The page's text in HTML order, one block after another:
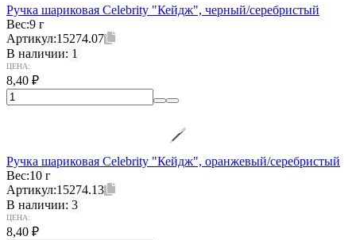
Ручка шариковая Celebrity "Кейдж", черный/серебристый
Вес:9 г
Артикул:15274.07
В наличии: 1
ЦЕНА:
8,40 ₽
Ручка шариковая Celebrity "Кейдж", оранжевый/серебристый
Вес:10 г
Артикул:15274.13
В наличии: 3
ЦЕНА:
8,40 ₽